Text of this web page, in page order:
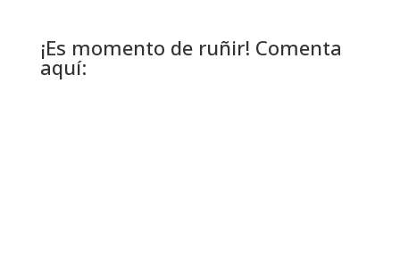
¡Es momento de ruñir! Comenta
aquí: